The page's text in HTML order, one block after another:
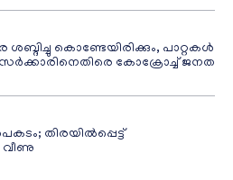
ശബ്ദിച്ചു കൊണ്ടേയിരിക്കും, പാറ്റകൾ
കോക്രോച്ച് ജനത
തിരയിൽപ്പെട്ട്
വീണു